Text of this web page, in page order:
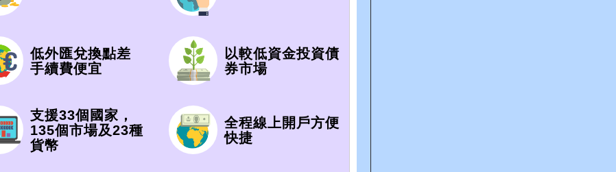
低外匯兌換點差
手續費便宜
以較低資金投資債
券市場
支援33個國家，
135個市場及23種
貨幣
全程線上開戶方便
快捷